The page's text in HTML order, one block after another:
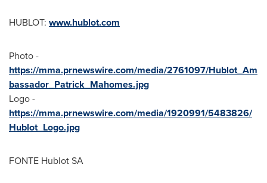
HUBLOT: www.hublot.com
Photo -
https://mma.prnewswire.com/media/2761097/Hublot_Am
bassador_Patrick_Mahomes.jpg
Logo -
https://mma.prnewswire.com/media/1920991/5483826/
Hublot_Logo.jpg
FONTE Hublot SA